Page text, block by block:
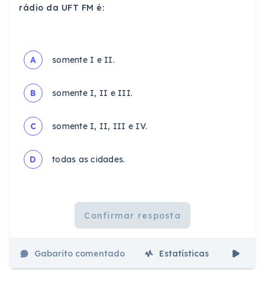
rádio da UFT FM é:
A somente I e II.
B somente I, II e III.
C somente I, II, III e IV.
D todas as cidades.
Confirmar resposta
Gabarito comentado Estatísticas